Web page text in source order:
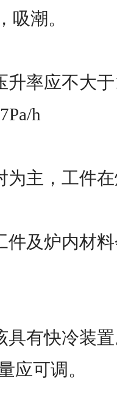
吸潮。
升率应不大
h
为主，工件
件及炉内材
具有快冷装
应可调。